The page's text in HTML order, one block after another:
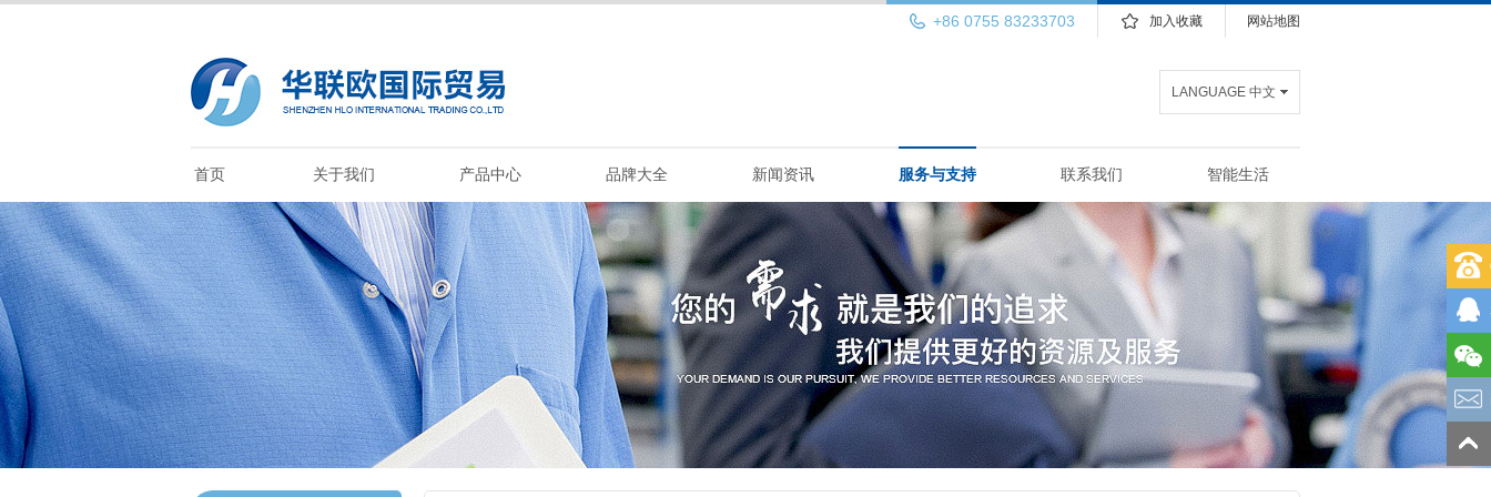
网站地图
加入收藏
+86 0755 83233703
LANGUAGE 中文
首页 关于我们 产品中心 品牌大全 新闻资讯 服务与支持 联系我们 智能生活